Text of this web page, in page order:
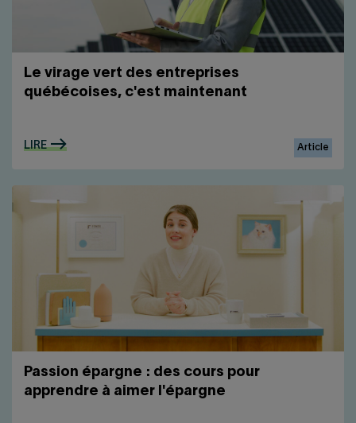
Le virage vert des entreprises
québécoises, c'est maintenant
LIRE Article
Passion épargne : des cours pour
apprendre à aimer l'épargne